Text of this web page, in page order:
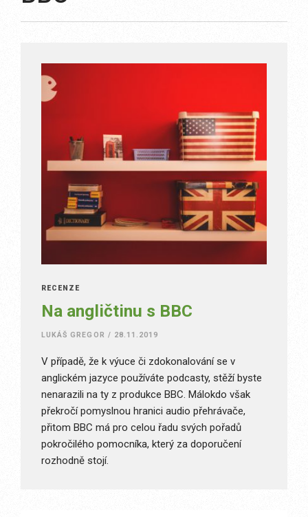
RECENZE
Na angličtinu s BBC
LUKÁŠ GREGOR / 28.11.2019
V případě, že k výuce či zdokonalování se v
anglickém jazyce používáte podcasty, stěží byste
nenarazili na ty z produkce BBC. Málokdo však
překročí pomyslnou hranici audio přehrávače,
přitom BBC má pro celou řadu svých pořadů
pokročilého pomocníka, který za doporučení
rozhodně stojí.